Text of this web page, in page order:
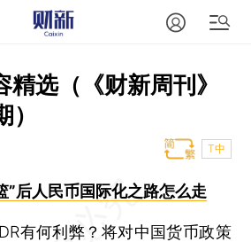
精选（《财新周刊》
T中
”后人民币国际化之路怎么走
有何利弊？将对中国货币政策